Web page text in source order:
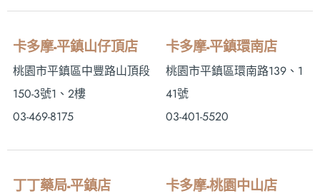
卡多摩-平鎮山仔頂店
桃園市平鎮區中豐路山頂段
150-3號1、2樓
03-469-8175
卡多摩-平鎮環南店
桃園市平鎮區環南路139、1
41號
03-401-5520
丁丁藥局-平鎮店 卡多摩-桃園中山店